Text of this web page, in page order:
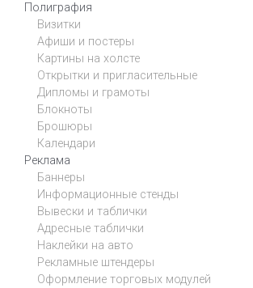
Полиграфия
Визитки
Афиши и постеры
Картины на холсте
Открытки и пригласительные
Дипломы и грамоты
Блокноты
Брошюры
Календари
Реклама
Баннеры
Информационные стенды
Вывески и таблички
Адресные таблички
Наклейки на авто
Рекламные штендеры
Оформление торговых модулей